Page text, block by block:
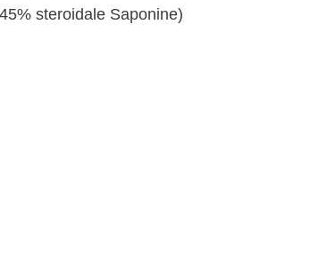
steroidale Saponine)